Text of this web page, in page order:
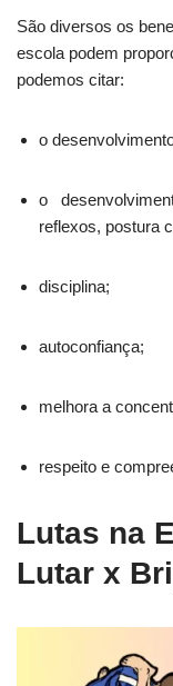
São diversos os
escola podem
podemos citar:
o
o
reflexos, postura
disciplina;
autoconfiança;
melhora a
respeito e
Lutas na
Lutar x